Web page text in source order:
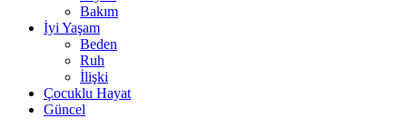
Bakım
İyi Yaşam
Beden
Ruh
İlişki
Çocuklu Hayat
Güncel